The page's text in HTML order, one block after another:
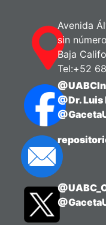
Avenida
sin
Baja
Tel:+52
@Dr.